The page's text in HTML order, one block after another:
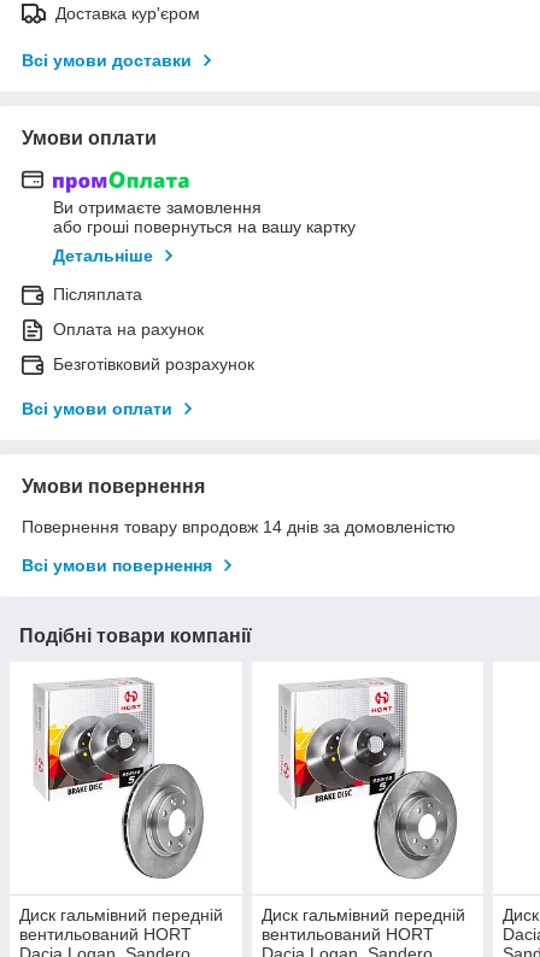
Доставка кур'єром
Всі умови доставки
Умови оплати
Ви отримаєте замовлення
або гроші повернуться на вашу картку
Детальніше
Післяплата
Оплата на рахунок
Безготівковий розрахунок
Всі умови оплати
Умови повернення
Повернення товару впродовж 14 днів за домовленістю
Всі умови повернення
Подібні товари компанії
Диск гальмівний передній
вентильований HORT
Диск гальмівний передній
вентильований HORT